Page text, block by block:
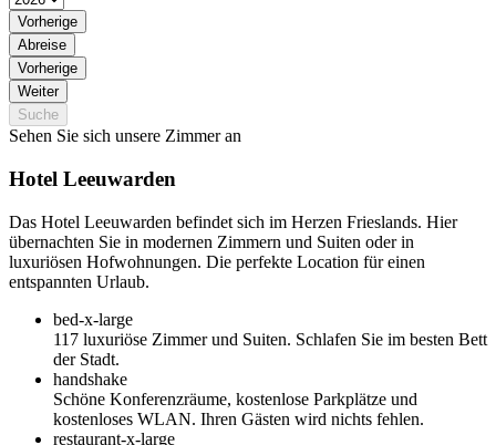
Vorherige
Abreise
Vorherige
Weiter
Suche
Sehen Sie sich unsere Zimmer an
Hotel Leeuwarden
Das Hotel Leeuwarden befindet sich im Herzen Frieslands. Hier
übernachten Sie in modernen Zimmern und Suiten oder in
luxuriösen Hofwohnungen. Die perfekte Location für einen
entspannten Urlaub.
bed-x-large
117 luxuriöse Zimmer und Suiten. Schlafen Sie im besten Bett
der Stadt.
handshake
Schöne Konferenzräume, kostenlose Parkplätze und
kostenloses WLAN. Ihren Gästen wird nichts fehlen.
restaurant-x-large